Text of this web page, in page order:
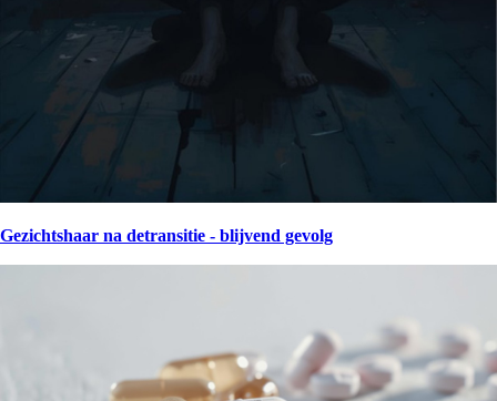
Gezichtshaar na detransitie - blijvend gevolg